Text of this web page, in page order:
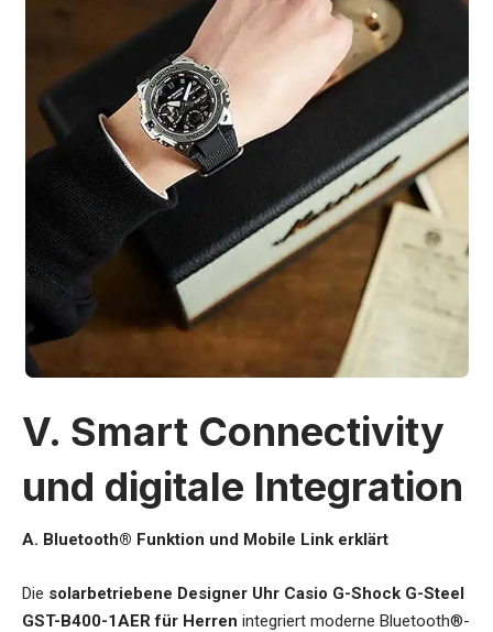
V. Smart Connectivity
und digitale Integration
A. Bluetooth® Funktion und Mobile Link erklärt
Die solarbetriebene Designer Uhr Casio G-Shock G-Steel
GST-B400-1AER für Herren integriert moderne Bluetooth®-